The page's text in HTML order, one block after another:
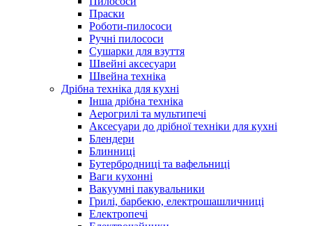
Праски
Роботи-пилососи
Ручні пилососи
Сушарки для взуття
Швейні аксесуари
Швейна техніка
Дрібна техніка для кухні
Інша дрібна техніка
Аерогрилі та мультипечі
Аксесуари до дрібної техніки для кухні
Блендери
Блинниці
Бутербродниці та вафельниці
Ваги кухонні
Вакуумні пакувальники
Грилі, барбекю, електрошашличниці
Електропечі